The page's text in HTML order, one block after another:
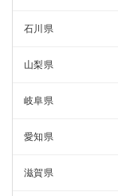
石川県
山梨県
岐阜県
愛知県
滋賀県